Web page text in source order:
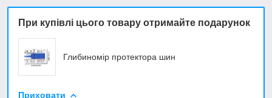
При купівлі цього товару отримайте подарунок
Глибиномір протектора шин
Приховати